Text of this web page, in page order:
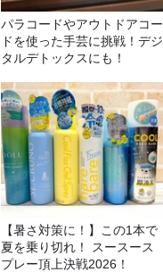
パラコードやアウトドアコー
ドを使った手芸に挑戦！デジ
タルデトックスにも！
【暑さ対策に！】この1本で
夏を乗り切れ！ スースース
プレー頂上決戦2026！